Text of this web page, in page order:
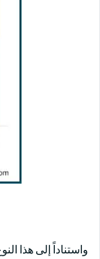
واستناداً إلى هذا